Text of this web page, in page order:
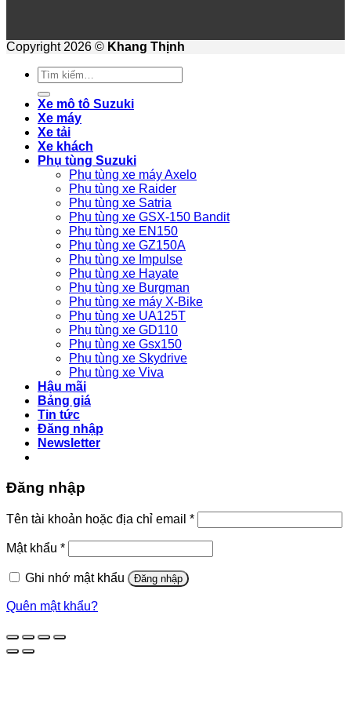
Copyright 2026 © Khang Thịnh
Tìm
kiếm:
Xe mô tô Suzuki
Xe máy
Xe tải
Xe khách
Phụ tùng Suzuki
Phụ tùng xe máy Axelo
Phụ tùng xe Raider
Phụ tùng xe Satria
Phụ tùng xe GSX-150 Bandit
Phụ tùng xe EN150
Phụ tùng xe GZ150A
Phụ tùng xe Impulse
Phụ tùng xe Hayate
Phụ tùng xe Burgman
Phụ tùng xe máy X-Bike
Phụ tùng xe UA125T
Phụ tùng xe GD110
Phụ tùng xe Gsx150
Phụ tùng xe Skydrive
Phụ tùng xe Viva
Hậu mãi
Bảng giá
Tin tức
Đăng nhập
Newsletter
Đăng nhập
Tên tài khoản hoặc địa chỉ email *Bắt
buộc
Mật khẩu *Bắt
buộc
Ghi nhớ mật khẩu
Đăng nhập
Quên mật khẩu?